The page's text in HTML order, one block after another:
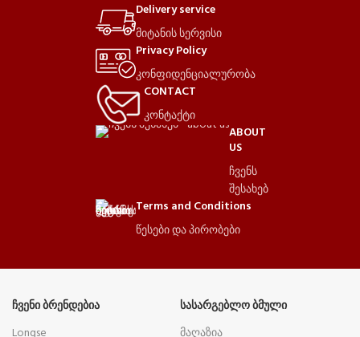
Delivery service
მიტანის სერვისი
Privacy Policy
კონფიდენციალურობა
CONTACT
კონტაქტი
ABOUT
US
ჩვენს
შესახებ
Terms and Conditions
წესები და პირობები
ᲩᲕᲔᲜᲘ ᲑᲠᲔᲜᲓᲔᲑᲘᲐ
ᲡᲐᲡᲐᲠᲒᲔᲑᲚᲝ ᲑᲛᲣᲚᲘ